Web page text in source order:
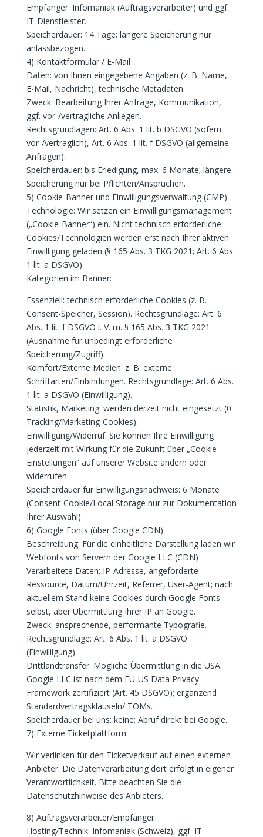
Empfänger: Infomaniak (Auftragsverarbeiter) und ggf.
IT-Dienstleister.
Speicherdauer: 14 Tage; längere Speicherung nur
anlassbezogen.
4) Kontaktformular / E-Mail
Daten: von Ihnen eingegebene Angaben (z. B. Name,
E-Mail, Nachricht), technische Metadaten.
Zweck: Bearbeitung Ihrer Anfrage, Kommunikation,
ggf. vor-/vertragliche Anliegen.
Rechtsgrundlagen: Art. 6 Abs. 1 lit. b DSGVO (sofern
vor-/vertraglich), Art. 6 Abs. 1 lit. f DSGVO (allgemeine
Anfragen).
Speicherdauer: bis Erledigung, max. 6 Monate; längere
Speicherung nur bei Pflichten/Ansprüchen.
5) Cookie-Banner und Einwilligungsverwaltung (CMP)
Technologie: Wir setzen ein Einwilligungsmanagement
(„Cookie-Banner“) ein. Nicht technisch erforderliche
Cookies/Technologien werden erst nach Ihrer aktiven
Einwilligung geladen (§ 165 Abs. 3 TKG 2021; Art. 6 Abs.
1 lit. a DSGVO).
Kategorien im Banner:
Essenziell: technisch erforderliche Cookies (z. B.
Consent-Speicher, Session). Rechtsgrundlage: Art. 6
Abs. 1 lit. f DSGVO i. V. m. § 165 Abs. 3 TKG 2021
(Ausnahme für unbedingt erforderliche
Speicherung/Zugriff).
Komfort/Externe Medien: z. B. externe
Schriftarten/Einbindungen. Rechtsgrundlage: Art. 6 Abs.
1 lit. a DSGVO (Einwilligung).
Statistik, Marketing: werden derzeit nicht eingesetzt (0
Tracking/Marketing-Cookies).
Einwilligung/Widerruf: Sie können Ihre Einwilligung
jederzeit mit Wirkung für die Zukunft über „Cookie-
Einstellungen“ auf unserer Website ändern oder
widerrufen.
Speicherdauer für Einwilligungsnachweis: 6 Monate
(Consent-Cookie/Local Storage nur zur Dokumentation
Ihrer Auswahl).
6) Google Fonts (über Google CDN)
Beschreibung: Für die einheitliche Darstellung laden wir
Webfonts von Servern der Google LLC (CDN)
Verarbeitete Daten: IP-Adresse, angeforderte
Ressource, Datum/Uhrzeit, Referrer, User-Agent; nach
aktuellem Stand keine Cookies durch Google Fonts
selbst, aber Übermittlung Ihrer IP an Google.
Zweck: ansprechende, performante Typografie.
Rechtsgrundlage: Art. 6 Abs. 1 lit. a DSGVO
(Einwilligung).
Drittlandtransfer: Mögliche Übermittlung in die USA.
Google LLC ist nach dem EU‑US Data Privacy
Framework zertifiziert (Art. 45 DSGVO); ergänzend
Standardvertragsklauseln/ TOMs.
Speicherdauer bei uns: keine; Abruf direkt bei Google.
7) Externe Ticketplattform
Wir verlinken für den Ticketverkauf auf einen externen
Anbieter. Die Datenverarbeitung dort erfolgt in eigener
Verantwortlichkeit. Bitte beachten Sie die
Datenschutzhinweise des Anbieters.
8) Auftragsverarbeiter/Empfänger
Hosting/Technik: Infomaniak (Schweiz), ggf. IT-